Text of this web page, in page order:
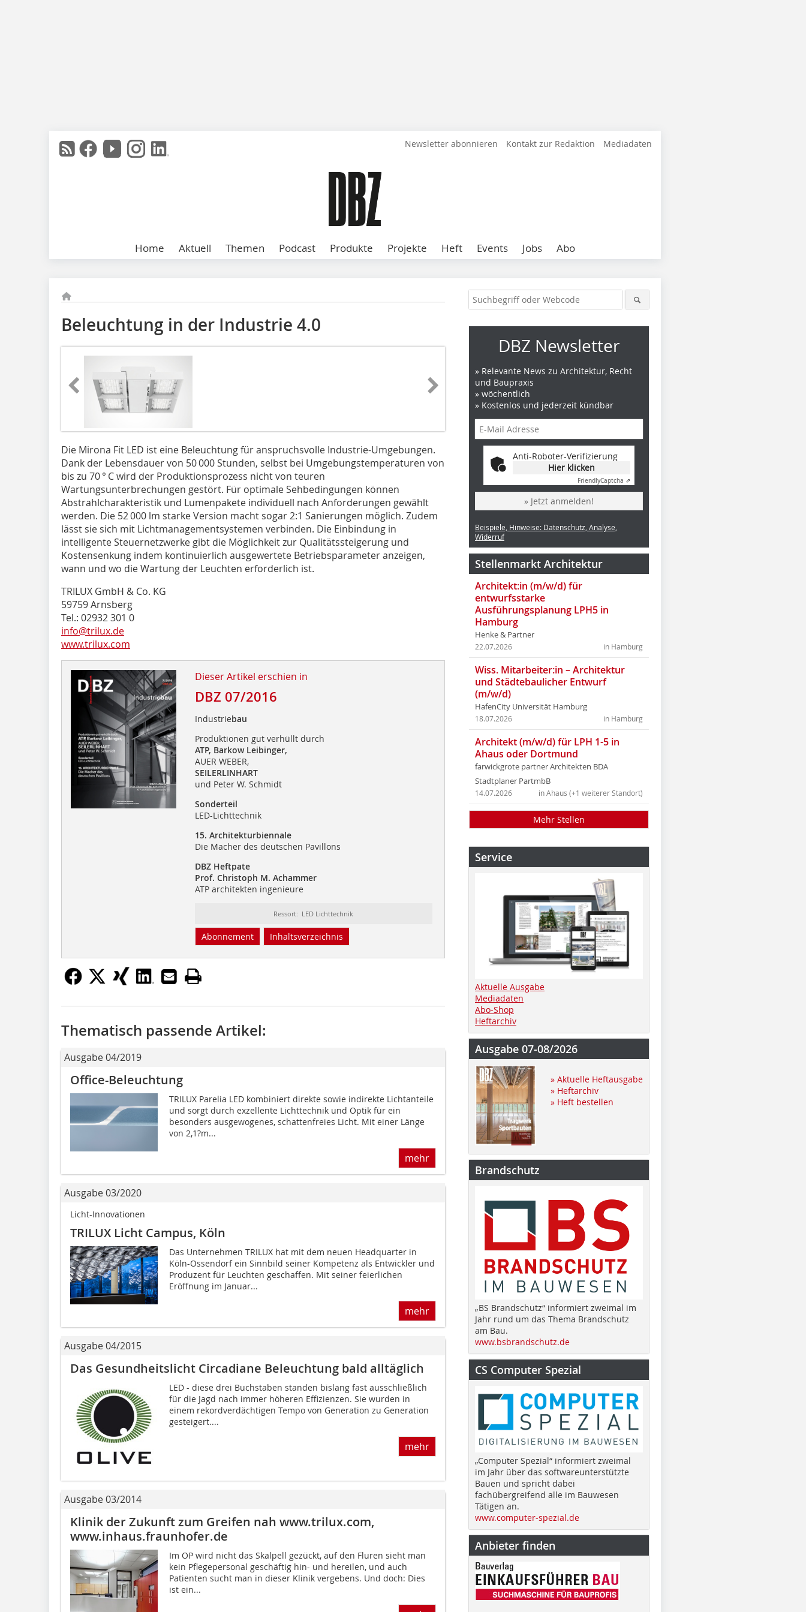
Newsletter abonnieren Kontakt zur Redaktion Mediadaten
Home Aktuell Themen Podcast Produkte Projekte Heft Events Jobs Abo
Beleuchtung in der Industrie 4.0
Die Mirona Fit LED ist eine Beleuchtung für anspruchsvolle Industrie-Umgebungen.
Dank der Lebensdauer von 50 000 Stunden, selbst bei Umgebungstemperaturen von
bis zu 70 ° C wird der Produktionsprozess nicht von teuren
Wartungsunterbrechungen gestört. Für optimale Sehbedingungen können
Abstrahlcharakteristik und Lumenpakete individuell nach Anforderungen gewählt
werden. Die 52 000 lm starke Version macht sogar 2:1 Sanierungen möglich. Zudem
lässt sie sich mit Lichtmanagementsystemen verbinden. Die Einbindung in
intelligente Steuernetzwerke gibt die Möglichkeit zur Qualitätssteigerung und
Kostensenkung indem kontinuierlich ausgewertete Betriebsparameter anzeigen,
wann und wo die Wartung der Leuchten erforderlich ist.
TRILUX GmbH & Co. KG
59759 Arnsberg
Tel.: 02932 301 0
info@trilux.de
www.trilux.com
Dieser Artikel erschien in
DBZ 07/2016
Industriebau
Produktionen gut verhüllt durch
ATP, Barkow Leibinger,
AUER WEBER,
SEILERLINHART
und Peter W. Schmidt
Sonderteil
LED-Lichttechnik
15. Architekturbiennale
Die Macher des deutschen Pavillons
DBZ Heftpate
Prof. Christoph M. Achammer
ATP architekten ingenieure
Ressort: LED Lichttechnik
Abonnement Inhaltsverzeichnis
Thematisch passende Artikel:
Ausgabe 04/2019
Office-Beleuchtung
TRILUX Parelia LED kombiniert direkte sowie indirekte Lichtanteile
und sorgt durch exzellente Lichttechnik und Optik für ein
besonders ausgewogenes, schattenfreies Licht. Mit einer Länge
von 2,1?m...
mehr
Ausgabe 03/2020
Licht-Innovationen
TRILUX Licht Campus, Köln
Das Unternehmen TRILUX hat mit dem neuen Headquarter in
Köln-Ossendorf ein Sinnbild seiner Kompetenz als Entwickler und
Produzent für Leuchten geschaffen. Mit seiner feierlichen
Eröffnung im Januar...
mehr
Ausgabe 04/2015
Das Gesundheitslicht Circadiane Beleuchtung bald alltäglich
LED - diese drei Buchstaben standen bislang fast ausschließlich
für die Jagd nach immer höheren Effizienzen. Sie wurden in
einem rekordverdächtigen Tempo von Generation zu Generation
gesteigert....
mehr
Ausgabe 03/2014
Klinik der Zukunft zum Greifen nah www.trilux.com,
www.inhaus.fraunhofer.de
Im OP wird nicht das Skalpell gezückt, auf den Fluren sieht man
kein Pflegepersonal geschäftig hin- und hereilen, und auch
Patienten sucht man in dieser Klinik vergebens. Und doch: Dies
ist ein...
DBZ Newsletter
» Relevante News zu Architektur, Recht
und Baupraxis
» wöchentlich
» Kostenlos und jederzeit kündbar
Anti-Roboter-Verifizierung
Hier klicken
FriendlyCaptcha ⇗
» Jetzt anmelden!
Beispiele, Hinweise: Datenschutz, Analyse,
Widerruf
Stellenmarkt Architektur
Architekt:in (m/w/d) für
entwurfsstarke
Ausführungsplanung LPH5 in
Hamburg
Henke & Partner
in Hamburg
22.07.2026
Wiss. Mitarbeiter:in – Architektur
und Städtebaulicher Entwurf
(m/w/d)
HafenCity Universität Hamburg
in Hamburg
18.07.2026
Architekt (m/w/d) für LPH 1-5 in
Ahaus oder Dortmund
farwickgrote partner Architekten BDA
Stadtplaner PartmbB
in Ahaus (+1 weiterer Standort)
14.07.2026
Mehr Stellen
Service
Aktuelle Ausgabe
Mediadaten
Abo-Shop
Heftarchiv
Ausgabe 07-08/2026
» Aktuelle Heftausgabe
» Heftarchiv
» Heft bestellen
Brandschutz
„BS Brandschutz“ informiert zweimal im
Jahr rund um das Thema Brandschutz
am Bau.
www.bsbrandschutz.de
CS Computer Spezial
„Computer Spezial“ informiert zweimal
im Jahr über das softwareunterstützte
Bauen und spricht dabei
fachübergreifend alle im Bauwesen
Tätigen an.
www.computer-spezial.de
Anbieter finden